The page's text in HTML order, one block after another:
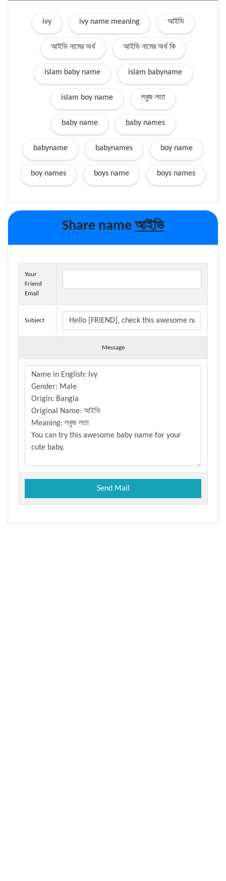
ivy ivy name meaning আইভি
আইভি নামের অর্থ আইভি নামের অর্থ কি
islam baby name islam babyname
islam boy name লবুজ লতা
baby name baby names
babyname babynames boy name
boy names boys name boys names
Share name আইভি
Your
Friend
Email
Subject
Message